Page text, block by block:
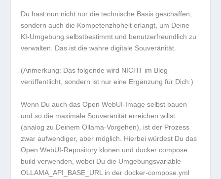
Du hast nun nicht nur die technische Basis geschaffen,
sondern auch die Kompetenzhoheit erlangt, um Deine
KI-Umgebung selbstbestimmt und benutzerfreundlich zu
verwalten. Das ist die wahredigitale Souveränität
(Anmerkung: Das folgende wird NICHT im Blog
veröffentlicht, sondern ist nur eine Ergänzung für Dich:)
Wenn Du auch das Open WebUI-Image selbst bauen
und so die maximale Souveränität erreichen willst
(analog zu Deinem Ollama-Vorgehen), ist der Prozess
zwar aufwendiger, aber möglich. Hierbei würdest Du das
Open WebUI-Repository klonen unddocker compose
build verwenden, wobei Du die Umgebungsvariable
OLLAMA_API_BASE_URL in derdocker-compose.yml